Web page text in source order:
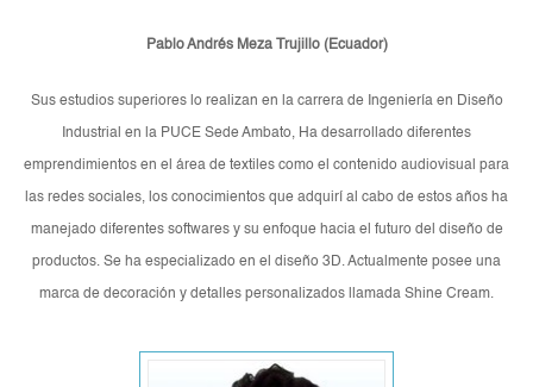
Pablo Andrés Meza Trujillo (Ecuador)
Sus estudios superiores lo realizan en la carrera de Ingeniería en Diseño
Industrial en la PUCE Sede Ambato, Ha desarrollado diferentes
emprendimientos en el área de textiles como el contenido audiovisual para
las redes sociales, los conocimientos que adquirí al cabo de estos años ha
manejado diferentes softwares y su enfoque hacia el futuro del diseño de
productos. Se ha especializado en el diseño 3D. Actualmente posee una
marca de decoración y detalles personalizados llamada Shine Cream.